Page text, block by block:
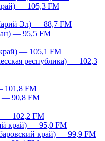
— 105,3 FM
Эл) — 88,7 FM
— 95,5 FM
— 105,1 FM
республика) — 102,3
101,8 FM
— 90,8 FM
— 102,2 FM
край) — 95,0 FM
край) — 99,9 FM